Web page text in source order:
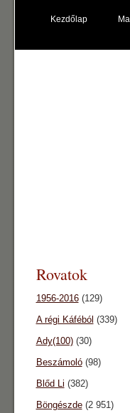
Kezdőlap
Rovatok
1956-2016(129)
A régi Káféból (339)
Ady(100)(30)
Beszámoló(98)
Blőd Li (382)
Böngészde(2 951)